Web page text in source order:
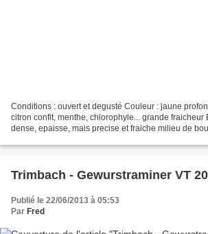
Conditions : ouvert et degusté Couleur : jaune
citron confit, menthe, chlorophyle... grande fraicheur
dense, epaisse, mais precise et fraiche milieu de
Trimbach - Gewurstraminer VT
Publié le 22/06/2013 à 05:53
Par Fred